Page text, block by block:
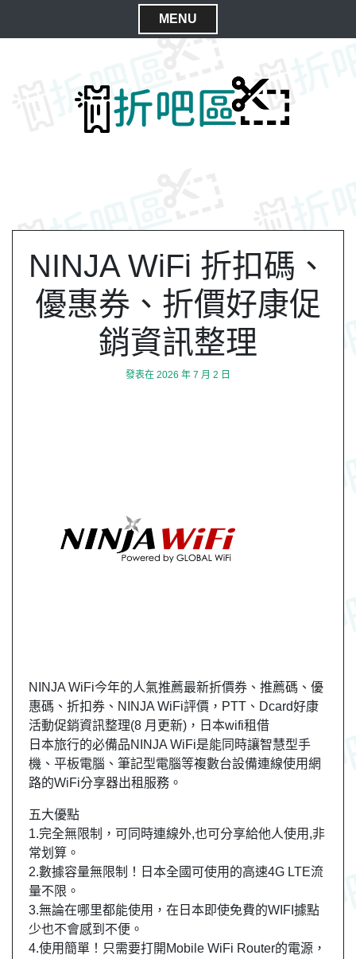
MENU
C
NINJA WiFi 折扣碼、
優惠券、折價好康促
銷資訊整理
發表在 2026 年 7 月 2 日
NINJA WiFi今年的人氣推薦最新折價券、推薦碼、優
惠碼、折扣券、NINJA WiFi評價，PTT、Dcard好康
活動促銷資訊整理(8 月更新)，日本wifi租借
日本旅行的必備品NINJA WiFi是能同時讓智慧型手
機、平板電腦、筆記型電腦等複數台設備連線使用網
路的WiFi分享器出租服務。
五大優點
1.完全無限制，可同時連線外,也可分享給他人使用,非
常划算。
2.數據容量無限制！日本全國可使用的高速4G LTE流
量不限。
3.無論在哪里都能使用，在日本即使免費的WIFI據點
少也不會感到不便。
4.使用簡單！只需要打開Mobile WiFi Router的電源，